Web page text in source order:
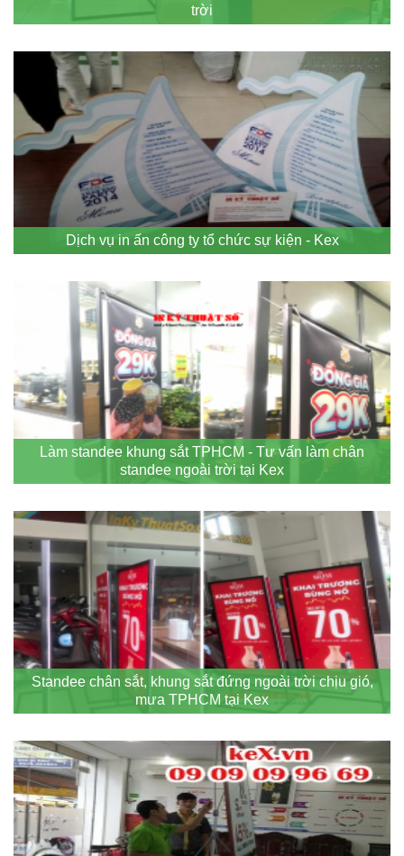
trời
Dịch vụ in ấn công ty tổ chức sự kiện - Kex
Làm standee khung sắt TPHCM - Tư vấn làm chân
standee ngoài trời tại Kex
Standee chân sắt, khung sắt đứng ngoài trời chịu gió,
mưa TPHCM tại Kex